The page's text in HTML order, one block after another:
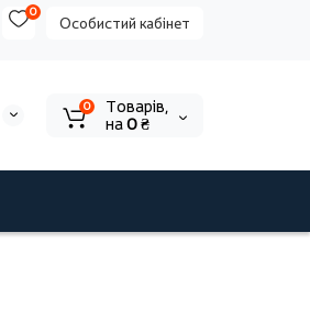
Особистий кабінет
0
0
Tоварів,
на0 ₴